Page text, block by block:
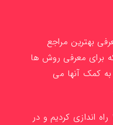
بهترین مراجع
برای معرفی روش ها
کمک آنها می
ما این وب سایت را در سال 1398 راه اندازی کردیم و در